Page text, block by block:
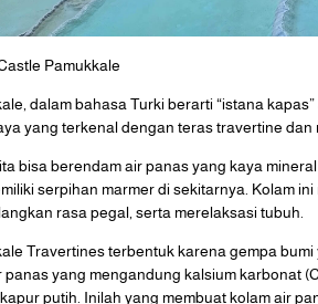
Pamukkale
dalam bahasa Turki berarti “istana
yang terkenal dengan teras travertine dan
bisa berendam air panas yang kaya
serpihan marmer di sekitarnya. Kolam
rasa pegal, serta merelaksasi tubuh.
Travertines terbentuk karena gempa
panas yang mengandung kalsium karbonat
putih. Inilah yang membuat kolam air